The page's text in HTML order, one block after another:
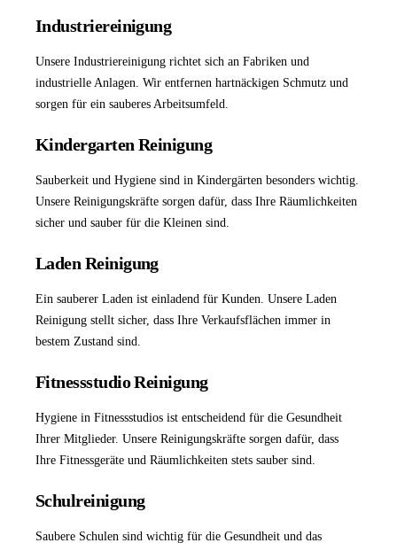
Industriereinigung
Unsere Industriereinigung richtet sich an Fabriken und
industrielle Anlagen. Wir entfernen hartnäckigen Schmutz und
sorgen für ein sauberes Arbeitsumfeld.
Kindergarten Reinigung
Sauberkeit und Hygiene sind in Kindergärten besonders wichtig.
Unsere Reinigungskräfte sorgen dafür, dass Ihre Räumlichkeiten
sicher und sauber für die Kleinen sind.
Laden Reinigung
Ein sauberer Laden ist einladend für Kunden. Unsere Laden
Reinigung stellt sicher, dass Ihre Verkaufsflächen immer in
bestem Zustand sind.
Fitnessstudio Reinigung
Hygiene in Fitnessstudios ist entscheidend für die Gesundheit
Ihrer Mitglieder. Unsere Reinigungskräfte sorgen dafür, dass
Ihre Fitnessgeräte und Räumlichkeiten stets sauber sind.
Schulreinigung
Saubere Schulen sind wichtig für die Gesundheit und das